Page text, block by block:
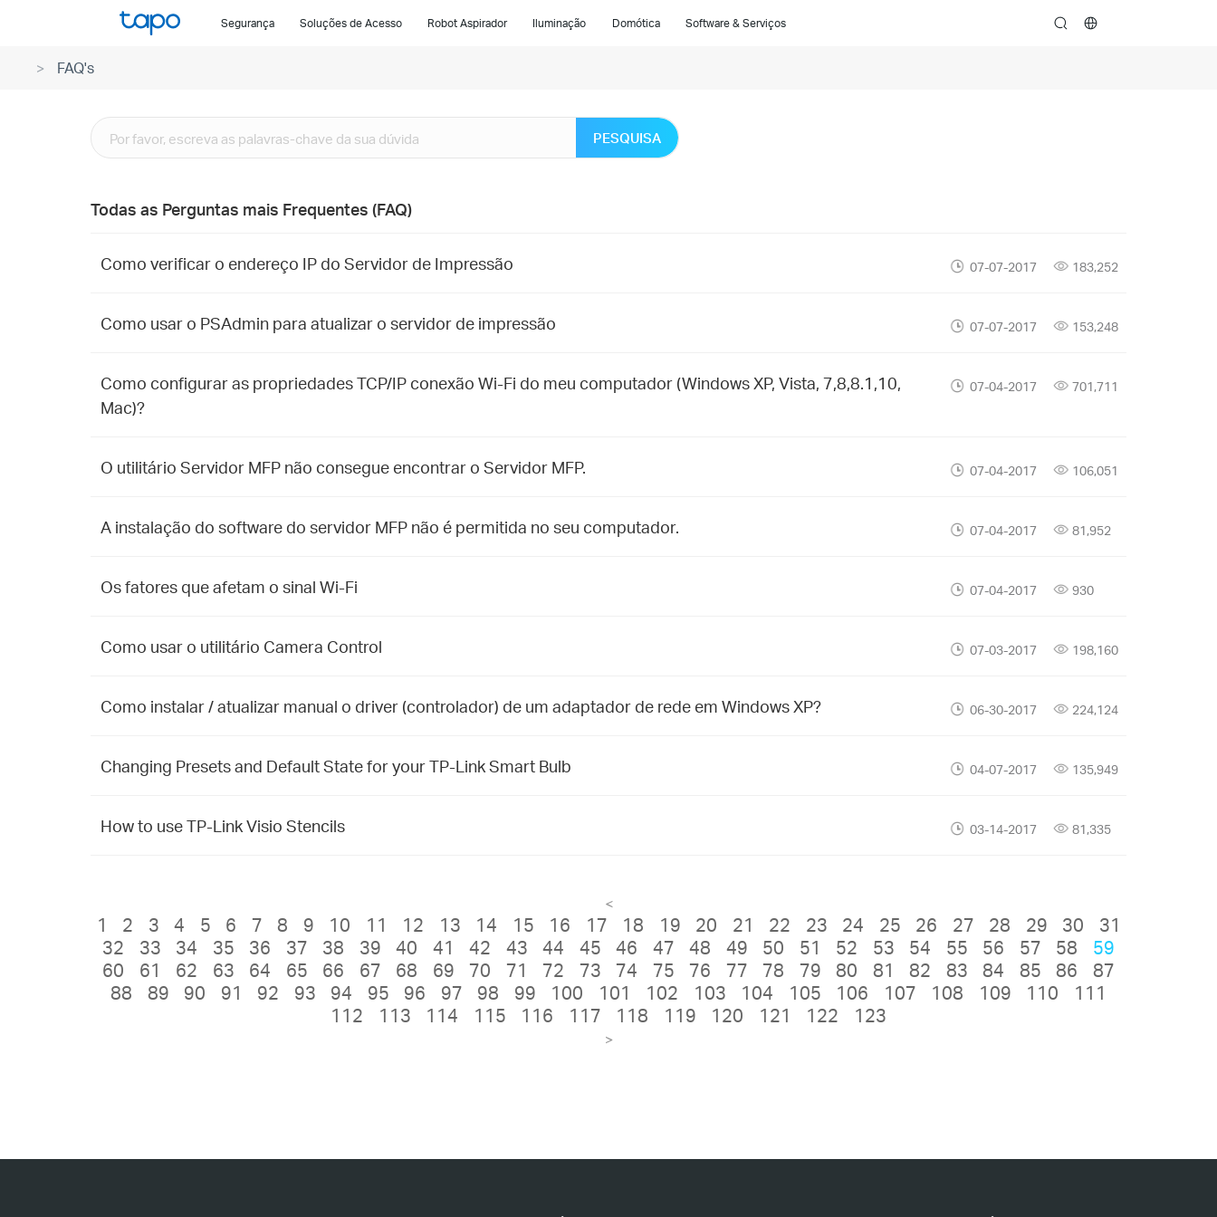
Segurança Soluções de Acesso Robot Aspirador Iluminação Domótica Software & Serviços search
FAQ's
PESQUISA
Todas as Perguntas mais Frequentes (FAQ)
Como verificar o endereço IP do Servidor de Impressão 07-07-2017 183,252
Como usar o PSAdmin para atualizar o servidor de impressão 07-07-2017 153,248
Como configurar as propriedades TCP/IP conexão Wi-Fi do meu computador (Windows XP, Vista, 7,8,8.1,10,
Mac)?
07-04-2017 701,711
O utilitário Servidor MFP não consegue encontrar o Servidor MFP. 07-04-2017 106,051
A instalação do software do servidor MFP não é permitida no seu computador. 07-04-2017 81,952
Os fatores que afetam o sinal Wi-Fi 07-04-2017 930
Como usar o utilitário Camera Control 07-03-2017 198,160
Como instalar / atualizar manual o driver (controlador) de um adaptador de rede em Windows XP? 06-30-2017 224,124
Changing Presets and Default State for your TP-Link Smart Bulb 04-07-2017 135,949
How to use TP-Link Visio Stencils 03-14-2017 81,335
<
1 2 3 4 5 6 7 8 9 10 11 12 13 14 15 16 17 18 19 20 21 22 23 24 25 26 27 28 29 30
31
32
33 34 35 36 37 38 39 40 41 42 43 44 45 46 47 48 49 50 51 52 53 54 55 56 57 58
59
60
61 62 63 64 65 66 67 68 69 70 71 72 73 74 75 76 77 78 79 80 81 82 83 84 85 86
87
88
89 90 91 92 93 94 95 96 97 98 99 100 101 102 103 104 105 106 107 108 109 110
111
112
113 114 115 116 117 118 119 120 121 122 123
>